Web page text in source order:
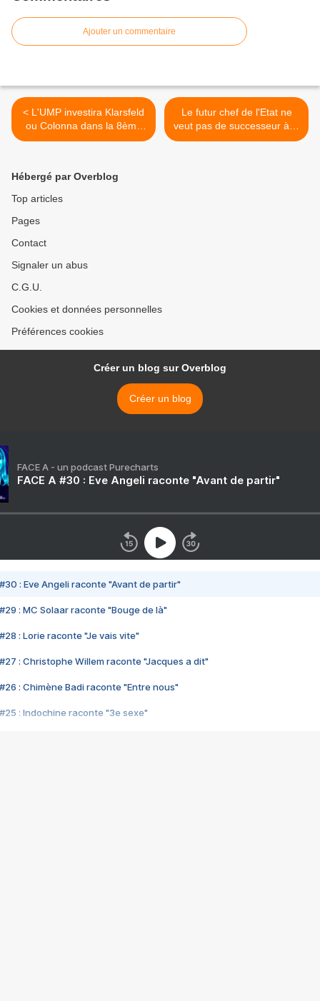
Ajouter un commentaire
< L'UMP investira Klarsfeld
ou Colonna dans la 8ème
circonscription
Le futur chef de l'Etat ne
veut pas de successeur à la
tête de l'UMP >
Hébergé par Overblog
Top articles
Pages
Contact
Signaler un abus
C.G.U.
Cookies et données personnelles
Préférences cookies
Créer un blog sur Overblog
Créer un blog
FACE A - un podcast Purecharts
FACE A #30 : Eve Angeli raconte "Avant de partir"
#30 : Eve Angeli raconte "Avant de partir"
#29 : MC Solaar raconte "Bouge de là"
#28 : Lorie raconte "Je vais vite"
#27 : Christophe Willem raconte "Jacques a dit"
#26 : Chimène Badi raconte "Entre nous"
#25 : Indochine raconte "3e sexe"